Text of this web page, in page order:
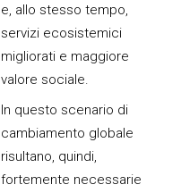
e, allo stesso tempo,
servizi ecosistemici
migliorati e maggiore
valore sociale.
In questo scenario di
cambiamento globale
risultano, quindi,
fortemente necessarie